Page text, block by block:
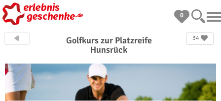
0
34
Golfkurs zur Platzreife
Hunsrück